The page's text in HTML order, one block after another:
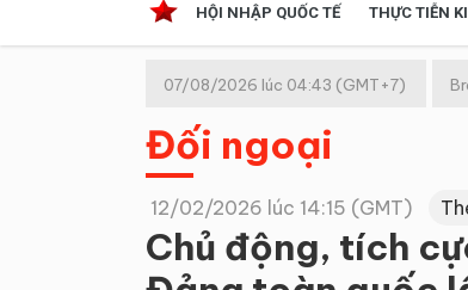
HỘI NHẬP QUỐC TẾ THỰC TIỄN
Kinh tế hội nhập
Doanh nghiệp
07/08/2026 lúc 04:43 (GMT+7)
Đối ngoại
12/02/2026 lúc 14:15 (GMT)
Chủ động, tích